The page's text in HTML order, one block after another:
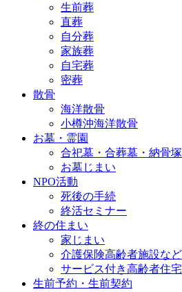
生前葬
直葬
自分葬
家族葬
自宅葬
密葬
散骨
海洋散骨
小樽沖海洋散骨
お墓・霊園
合祀墓・合葬墓・納骨塚
お墓じまい
NPO活動
死後の手続
終活セミナー
終の住まい
家じまい
介護保険高齢者施設など
サービス付き高齢者住宅
生前予約・生前契約